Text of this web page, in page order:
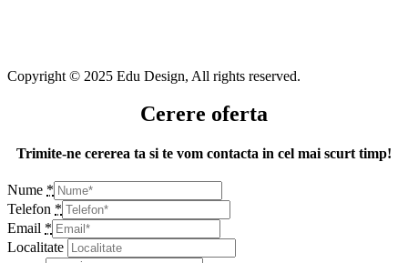
Copyright © 2025 Edu Design, All rights reserved.
Cerere oferta
Trimite-ne cererea ta si te vom contacta in cel mai scurt timp!
Nume *
Telefon *
Email *
Localitate